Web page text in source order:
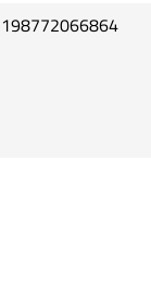
198772066864